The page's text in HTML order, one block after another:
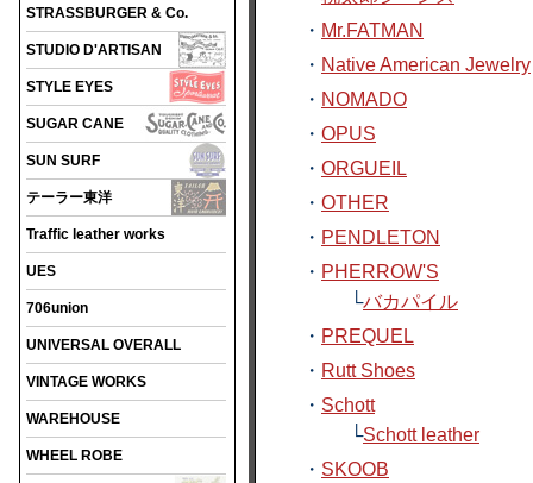
STRASSBURGER & Co.
STUDIO D'ARTISAN
STYLE EYES
SUGAR CANE
SUN SURF
テーラー東洋
Traffic leather works
UES
706union
UNIVERSAL OVERALL
VINTAGE WORKS
WAREHOUSE
WHEEL ROBE
・ Mr.FATMAN
・ Native American Jewelry
・ NOMADO
・ OPUS
・ ORGUEIL
・ OTHER
・ PENDLETON
・ PHERROW'S
└バカパイル
・ PREQUEL
・ Rutt Shoes
・ Schott
└Schott leather
・ SKOOB